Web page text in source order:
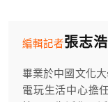
張志浩
編輯記者
畢業於中國文化
電玩生活中心擔